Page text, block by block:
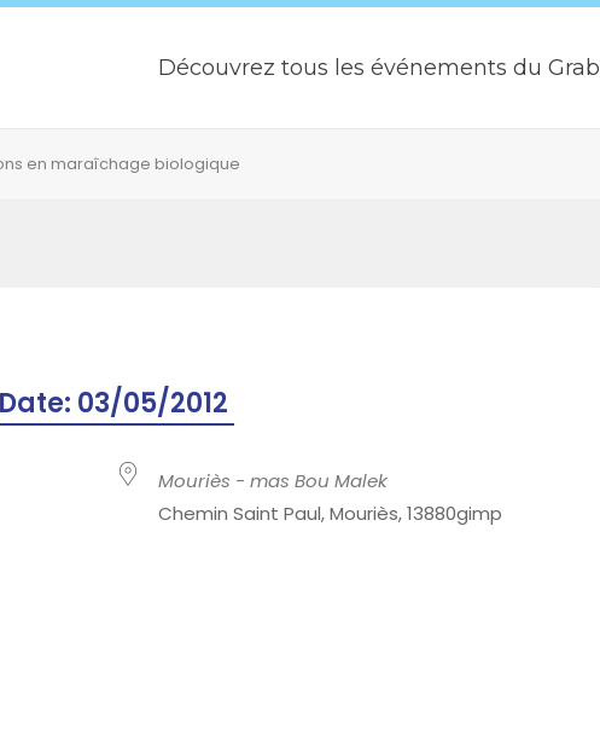
Découvrez tous les événements du Grab
en maraîchage biologique
Date: 03/05/2012
Mouriès - mas Bou Malek
Chemin Saint Paul, Mouriès, 13880gimp